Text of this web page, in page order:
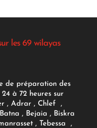
les 69 wilayas
de préparation des
à 72 heures sur
, Adrar, Chlef ,
, Bejaia , Biskra
, Tebessa ,